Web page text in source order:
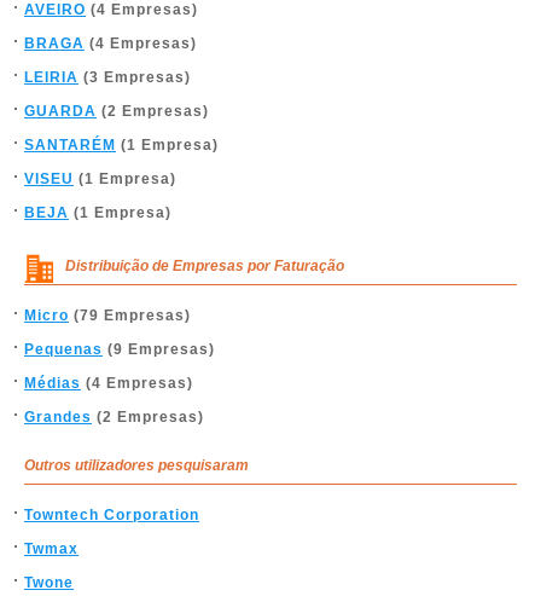
AVEIRO (4 Empresas)
BRAGA (4 Empresas)
LEIRIA (3 Empresas)
GUARDA (2 Empresas)
SANTARÉM (1 Empresa)
VISEU (1 Empresa)
BEJA (1 Empresa)
Distribuição de Empresas por Faturação
Micro (79 Empresas)
Pequenas (9 Empresas)
Médias (4 Empresas)
Grandes (2 Empresas)
Outros utilizadores pesquisaram
Towntech Corporation
Twmax
Twone